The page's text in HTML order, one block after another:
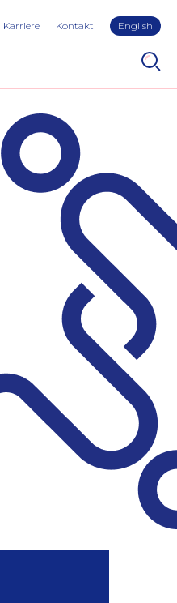
Karriere Kontakt English